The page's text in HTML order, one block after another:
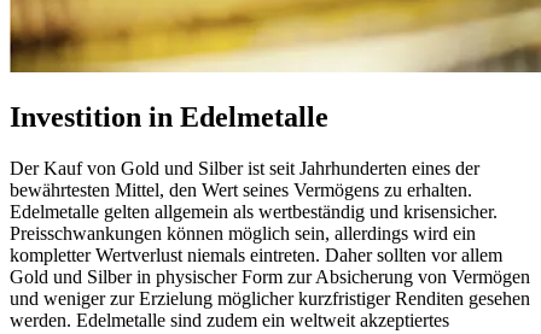
Investition in Edelmetalle
Der Kauf von Gold und Silber ist seit Jahrhunderten eines der
bewährtesten Mittel, den Wert seines Vermögens zu erhalten.
Edelmetalle gelten allgemein als wertbeständig und krisensicher.
Preisschwankungen können möglich sein, allerdings wird ein
kompletter Wertverlust niemals eintreten. Daher sollten vor allem
Gold und Silber in physischer Form zur Absicherung von Vermögen
und weniger zur Erzielung möglicher kurzfristiger Renditen gesehen
werden. Edelmetalle sind zudem ein weltweit akzeptiertes